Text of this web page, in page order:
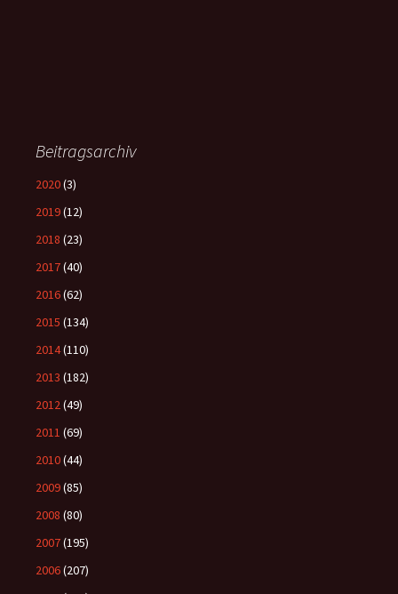
Beitragsarchiv
2020(3)
2019(12)
2018 (23)
2017(40)
2016(62)
2015 (134)
2014(110)
2013 (182)
2012(49)
2011 (69)
2010(44)
2009(85)
2008 (80)
2007(195)
2006(207)